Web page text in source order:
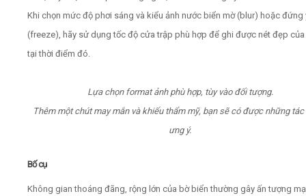
Khi chọn mức độ phơi sáng và kiểu ảnh nước biển mờ (blur) hoặc đứng
(freeze), hãy sử dụng tốc độ cửa trập phù hợp để ghi được nét đẹp
tại thời điểm đó.
Lựa chọn format ảnh phù hợp, tùy vào đối tượng.
Thêm một chút may mắn và khiếu thẩm mỹ, bạn sẽ có được những tác
ưng ý.
Bố cụ
Không gian thoáng đãng, rộng lớn của bờ biển thường gây ấn tượng